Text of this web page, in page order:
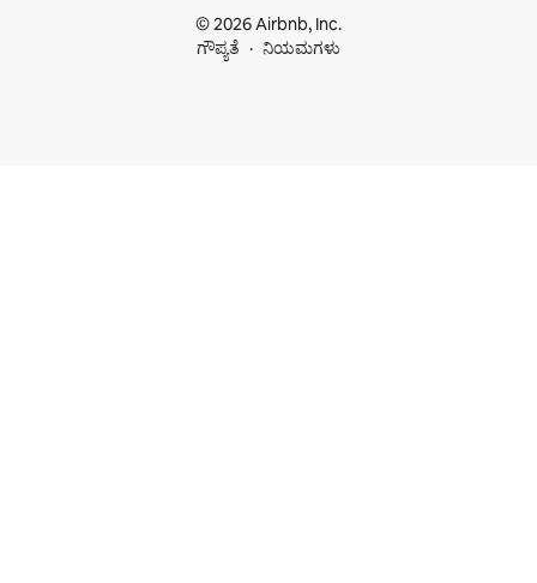
© 2026 Airbnb, Inc.
ಗೌಪ್ಯತೆ
ನಿಯಮಗಳು